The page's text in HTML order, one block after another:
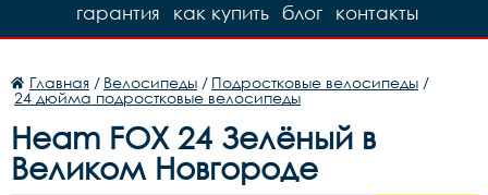
контакты
блог
как купить
гарантия
Главная / Велосипеды / Подростковые велосипеды /
24 дюйма подростковые велосипеды
Heam FOX 24 Зелёный в
Великом Новгороде